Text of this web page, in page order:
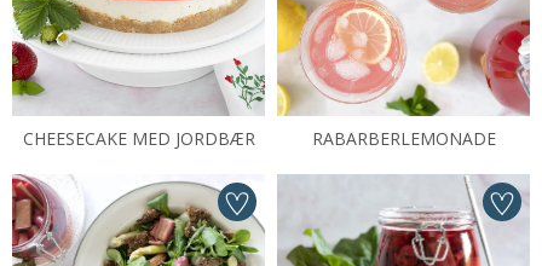
CHEESECAKE MED JORDBÆR RABARBERLEMONADE